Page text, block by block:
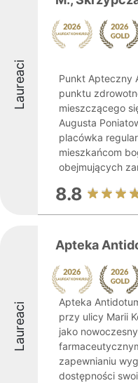
Laureaci
Punkt Apteczny
punktu
mieszczącego
Augusta
placówka
mieszkańcom
obejmujących
8.8
Laureaci
Apteka
Apteka
przy ulicy Marii
jako
zapewnianiu
dostępności